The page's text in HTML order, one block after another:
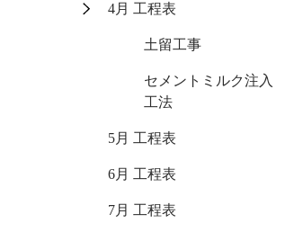
4月 工程表
土留工事
セメントミルク注入
工法
5月 工程表
6月 工程表
7月 工程表